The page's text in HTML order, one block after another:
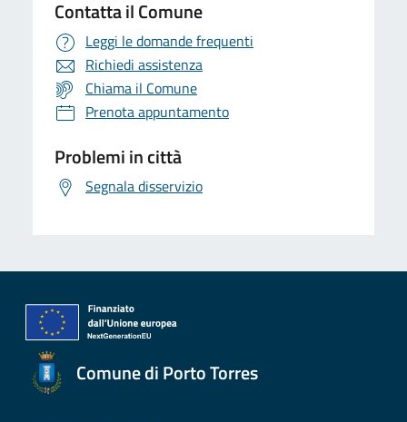
Contatta il Comune
Leggi le domande frequenti
Richiedi assistenza
Chiama il Comune
Prenota appuntamento
Problemi in città
Segnala disservizio
Comune di Porto Torres